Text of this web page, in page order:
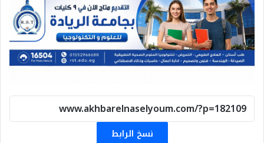
نسخ الرابط